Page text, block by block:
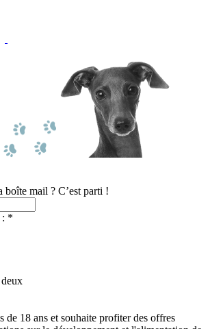
boîte mail ? C’est parti !
: *
de 18 ans et souhaite profiter des offres